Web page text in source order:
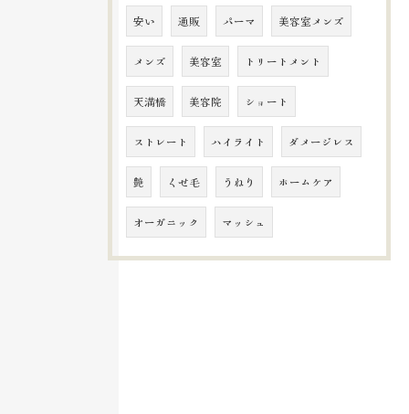
安い 通販 パーマ 美容室メンズ
メンズ 美容室 トリートメント
天満橋 美容院 ショート
ストレート ハイライト ダメージレス
艶 くせ毛 うねり ホームケア
オーガニック マッシュ